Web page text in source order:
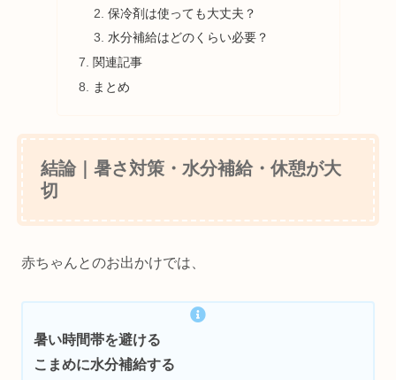
保冷剤は使っても大丈夫？
水分補給はどのくらい必要？
関連記事
まとめ
結論｜暑さ対策・水分補給・休憩が大
切
赤ちゃんとのお出かけでは、
暑い時間帯を避ける
こまめに水分補給する